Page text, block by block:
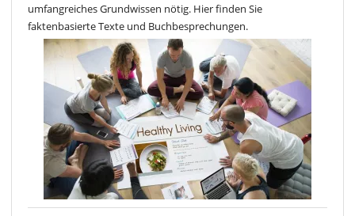
umfangreiches Grundwissen nötig. Hier finden Sie
faktenbasierte Texte und Buchbesprechungen.